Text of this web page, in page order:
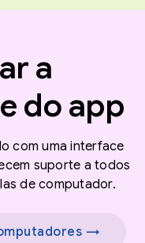
a
do app
com uma interface
suporte a todos
de computador.
→